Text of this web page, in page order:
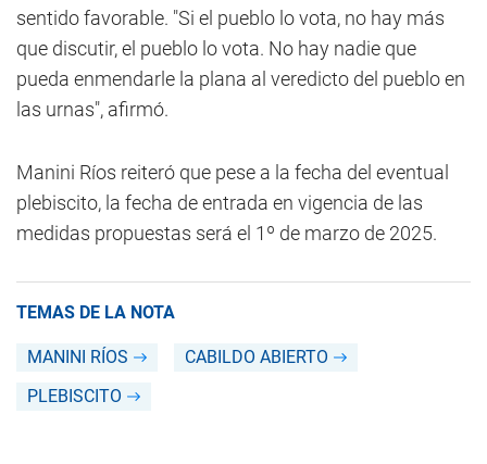
sentido favorable. "Si el pueblo lo vota, no hay más
que discutir, el pueblo lo vota. No hay nadie que
pueda enmendarle la plana al veredicto del pueblo en
las urnas", afirmó.
Manini Ríos reiteró que pese a la fecha del eventual
plebiscito, la fecha de entrada en vigencia de las
medidas propuestas será el 1º de marzo de 2025.
TEMAS DE LA NOTA
MANINI RÍOS
CABILDO ABIERTO
PLEBISCITO